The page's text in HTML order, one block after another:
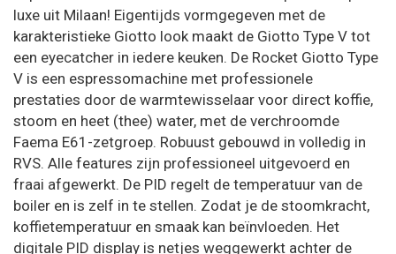
luxe uit Milaan! Eigentijds vormgegeven met de
karakteristieke Giotto look maakt de Giotto Type V tot
een eyecatcher in iedere keuken. De Rocket Giotto Type
V is een espressomachine met professionele
prestaties door de warmtewisselaar voor direct koffie,
stoom en heet (thee) water, met de verchroomde
Faema E61-zetgroep. Robuust gebouwd in volledig in
RVS. Alle features zijn professioneel uitgevoerd en
fraai afgewerkt. De PID regelt de temperatuur van de
boiler en is zelf in te stellen. Zodat je de stoomkracht,
koffietemperatuur en smaak kan beïnvloeden. Het
digitale PID display is netjes weggewerkt achter de